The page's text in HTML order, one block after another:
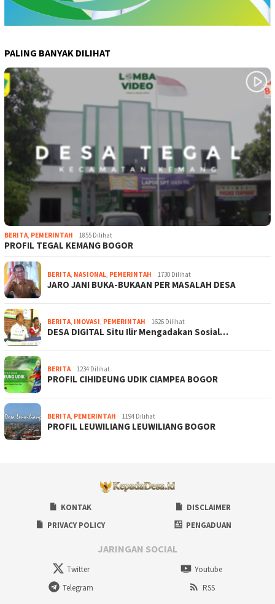
PALING BANYAK DILIHAT
BERITA, PEMERINTAH 1855 Dilihat
PROFIL TEGAL KEMANG BOGOR
BERITA, NASIONAL, PEMERINTAH 1730 Dilihat
JARO JANI BUKA-BUKAAN PER MASALAH DESA
BERITA, INOVASI, PEMERINTAH 1626 Dilihat
DESA DIGITAL Situ Ilir Mengadakan Sosial…
BERITA 1234 Dilihat
PROFIL CIHIDEUNG UDIK CIAMPEA BOGOR
BERITA, PEMERINTAH 1194 Dilihat
PROFIL LEUWILIANG LEUWILIANG BOGOR
KONTAK
DISCLAIMER
PRIVACY POLICY
PENGADUAN
JARINGAN SOCIAL
Twitter
Youtube
Telegram
RSS